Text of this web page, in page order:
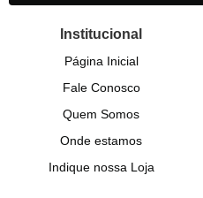
Institucional
Página Inicial
Fale Conosco
Quem Somos
Onde estamos
Indique nossa Loja